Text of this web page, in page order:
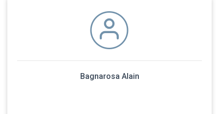
Bagnarosa Alain